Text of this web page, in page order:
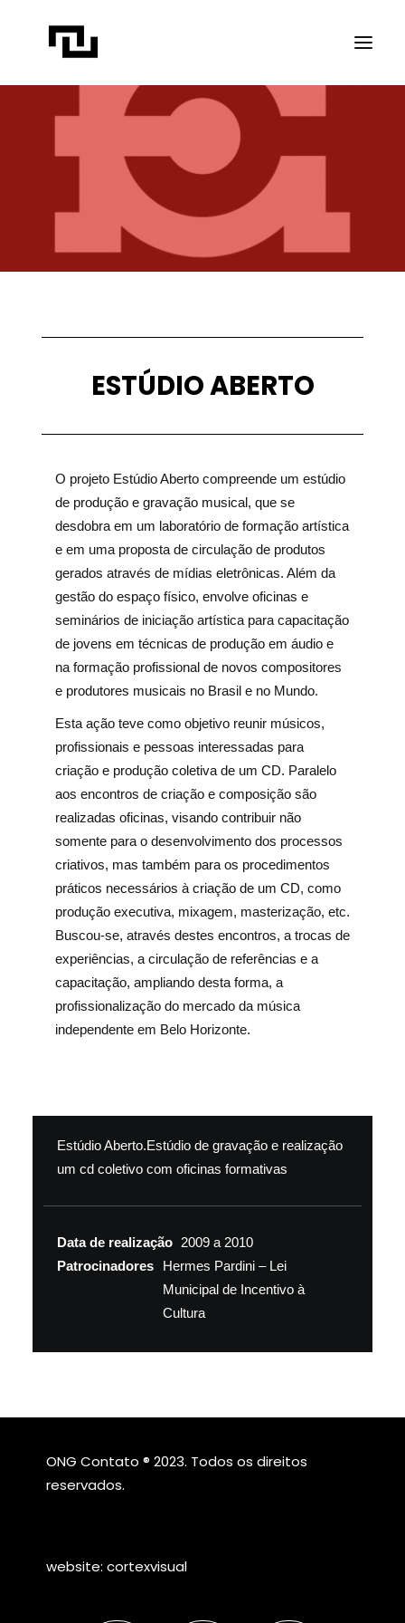
ESTÚDIO ABERTO
O projeto Estúdio Aberto compreende um estúdio
de produção e gravação musical, que se
desdobra em um laboratório de formação artística
e em uma proposta de circulação de produtos
gerados através de mídias eletrônicas. Além da
gestão do espaço físico, envolve oficinas e
seminários de iniciação artística para capacitação
de jovens em técnicas de produção em áudio e
na formação profissional de novos compositores
e produtores musicais no Brasil e no Mundo.
Esta ação teve como objetivo reunir músicos,
profissionais e pessoas interessadas para
criação e produção coletiva de um CD. Paralelo
aos encontros de criação e composição são
realizadas oficinas, visando contribuir não
somente para o desenvolvimento dos processos
criativos, mas também para os procedimentos
práticos necessários à criação de um CD, como
produção executiva, mixagem, masterização, etc.
Buscou-se, através destes encontros, a trocas de
experiências, a circulação de referências e a
capacitação, ampliando desta forma, a
profissionalização do mercado da música
independente em Belo Horizonte.
Estúdio Aberto.Estúdio de gravação e realização
um cd coletivo com oficinas formativas
Data de realização 2009 a 2010
Patrocinadores
Hermes Pardini – Lei
Municipal de Incentivo à
Cultura
ONG Contato ® 2023. Todos os direitos
reservados.
website: cortexvisual